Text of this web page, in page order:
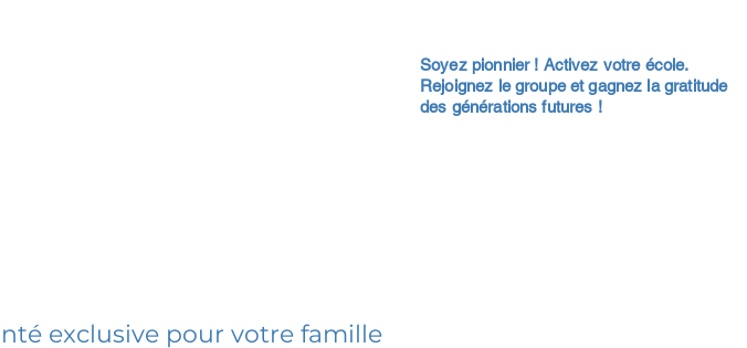
Soyez pionnier ! Activez votre école.
Rejoignez le groupe et gagnez la gratitude
des générations futures !
exclusive pour votre famille